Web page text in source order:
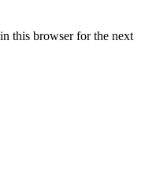
this browser for the next